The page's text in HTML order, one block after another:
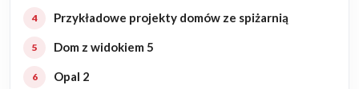
Filmy
Ogrody
Przykładowe projekty domów ze spiżarnią
Dom z widokiem 5
Opal 2